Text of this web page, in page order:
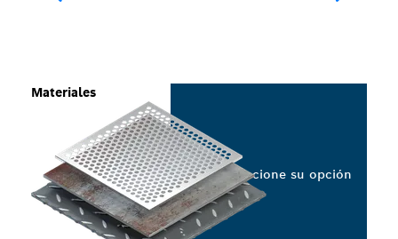
Materiales
Seleccione su opción